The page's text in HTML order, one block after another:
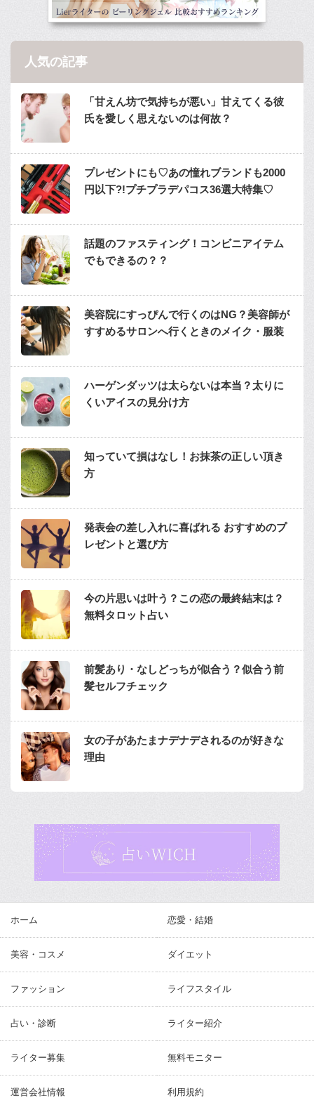
人気の記事
「甘えん坊で気持ちが悪い」甘えてくる彼
氏を愛しく思えないのは何故？
プレゼントにも♡あの憧れブランドも2000
円以下?!プチプラデパコス36選大特集♡
話題のファスティング！コンビニアイテム
でもできるの？？
美容院にすっぴんで行くのはNG？美容師が
すすめるサロンへ行くときのメイク・服装
ハーゲンダッツは太らないは本当？太りに
くいアイスの見分け方
知っていて損はなし！お抹茶の正しい頂き
方
発表会の差し入れに喜ばれる おすすめのプ
レゼントと選び方
今の片思いは叶う？この恋の最終結末は？
無料タロット占い
前髪あり・なしどっちが似合う？似合う前
髪セルフチェック
女の子があたまナデナデされるのが好きな
理由
ホーム 恋愛・結婚
美容・コスメ ダイエット
ファッション ライフスタイル
占い・診断 ライター紹介
ライター募集 無料モニター
運営会社情報 利用規約